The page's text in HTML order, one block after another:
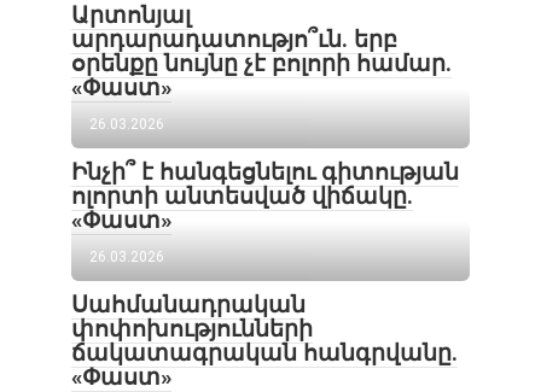
Արտոնյալ
արդարադատությո՞ւն. երբ
օրենքը նույնը չէ բոլորի համար.
«Փաստ»
26.03.2026
Ինչի՞ է հանգեցնելու գիտության
ոլորտի անտեսված վիճակը.
«Փաստ»
26.03.2026
Սահմանադրական
փոփոխությունների
ճակատագրական հանգրվանը.
«Փաստ»